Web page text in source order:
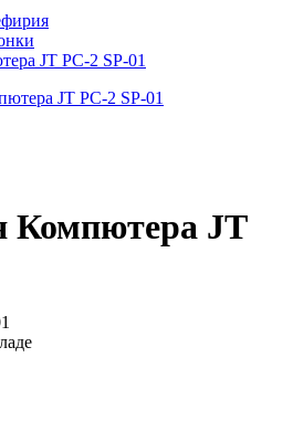
JT PC-2 SP-01
Компютера JT